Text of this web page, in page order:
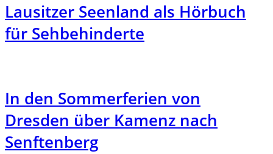
Lausitzer Seenland als Hörbuch
für Sehbehinderte
In den Sommerferien von
Dresden über Kamenz nach
Senftenberg